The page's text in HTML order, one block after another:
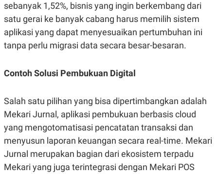
sebanyak 1,52%, bisnis yang ingin berkembang dari
satu gerai ke banyak cabang harus memilih sistem
aplikasi yang dapat menyesuaikan pertumbuhan ini
tanpa perlu migrasi data secara besar-besaran.
Contoh Solusi Pembukuan Digital
Salah satu pilihan yang bisa dipertimbangkan adalah
Mekari Jurnal, aplikasi pembukuan berbasis cloud
yang mengotomatisasi pencatatan transaksi dan
menyusun laporan keuangan secara real-time. Mekari
Jurnal merupakan bagian dari ekosistem terpadu
Mekari yang juga terintegrasi dengan Mekari POS